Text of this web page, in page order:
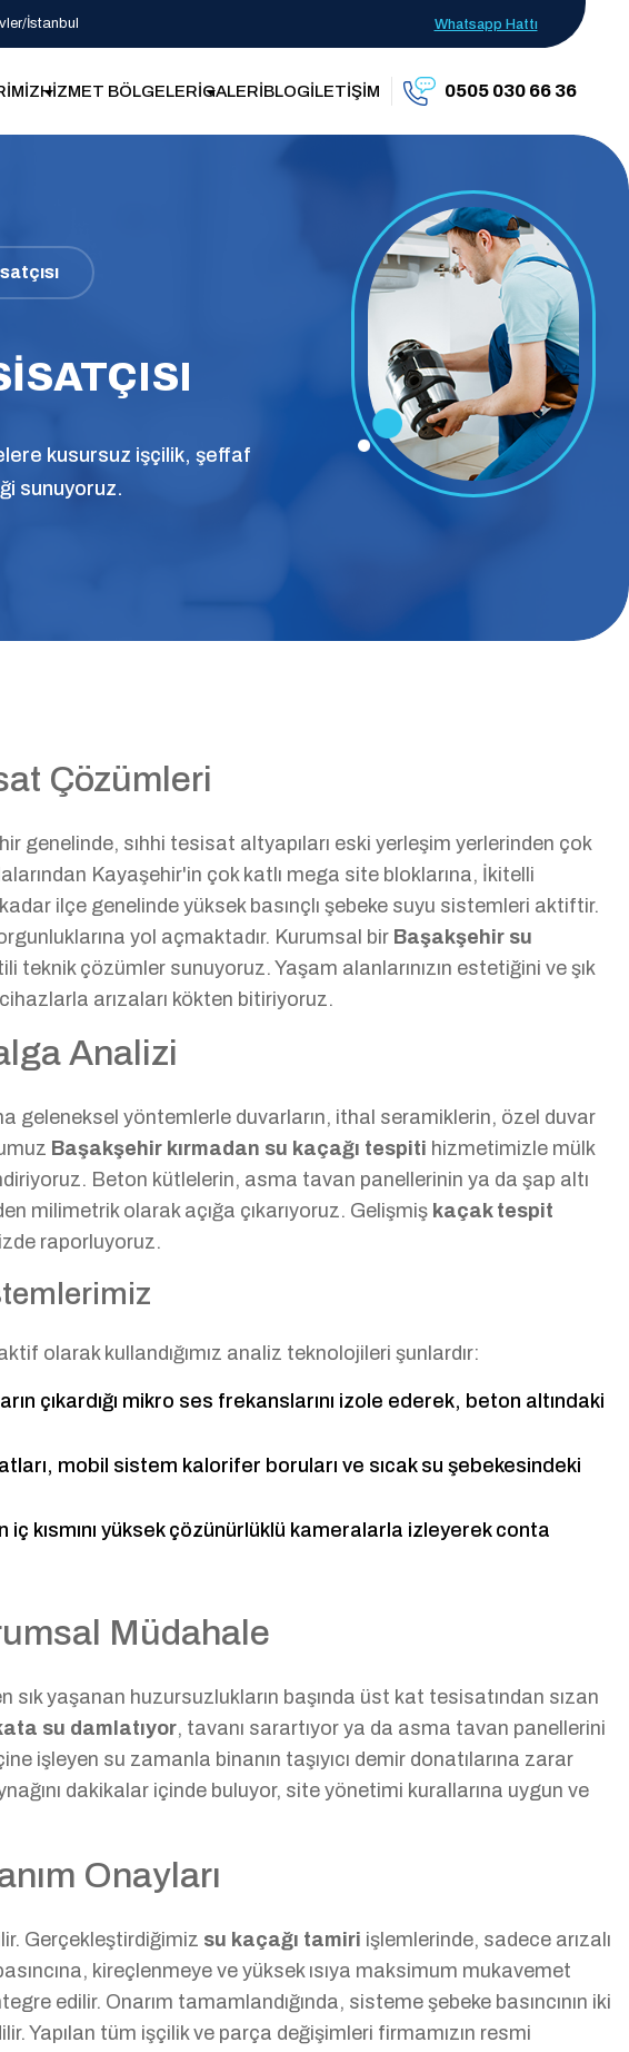
İstanbul Whatsapp Hattı
HİZMET BÖLGELERİGALERİBLOGİLETİŞİM 0505 030 66 36
kusursuz işçilik, şeffaf
sunuyoruz.
Çözümleri
genelinde, sıhhi tesisat altyapıları eski yerleşim yerlerinden çok
Kayaşehir'in çok katlı mega site bloklarına, İkitelli
ilçe genelinde yüksek basınçlı şebeke suyu sistemleri aktiftir.
yol açmaktadır. Kurumsal bir Başakşehir su
çözümler sunuyoruz. Yaşam alanlarınızın estetiğini ve şık
arızaları kökten bitiriyoruz.
Analizi
geleneksel yöntemlerle duvarların, ithal seramiklerin, özel duvar
Başakşehir kırmadan su kaçağı tespiti hizmetimizle mülk
Beton kütlelerin, asma tavan panellerinin ya da şap altı
milimetrik olarak açığa çıkarıyoruz. Gelişmiş kaçak tespit
raporluyoruz.
olarak kullandığımız analiz teknolojileri şunlardır:
çıkardığı mikro ses frekanslarını izole ederek, beton altındaki
mobil sistem kalorifer boruları ve sıcak su şebekesindeki
iç kısmını yüksek çözünürlüklü kameralarla izleyerek conta
Müdahale
sık yaşanan huzursuzlukların başında üst kat tesisatından sızan
su damlatıyor, tavanı sarartıyor ya da asma tavan panellerini
işleyen su zamanla binanın taşıyıcı demir donatılarına zarar
dakikalar içinde buluyor, site yönetimi kurallarına uygun ve
Onayları
Gerçekleştirdiğimiz su kaçağı tamiri işlemlerinde, sadece arızalı
kireçlenmeye ve yüksek ısıya maksimum mukavemet
edilir. Onarım tamamlandığında, sisteme şebeke basıncının iki
Yapılan tüm işçilik ve parça değişimleri firmamızın resmi